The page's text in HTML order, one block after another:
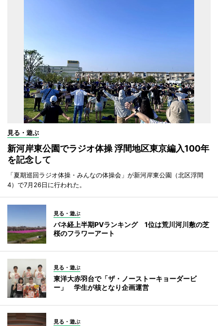
見る・遊ぶ
新河岸東公園でラジオ体操 浮間地区東京編入100年
を記念して
「夏期巡回ラジオ体操・みんなの体操会」が新河岸東公園（北区浮間
4）で7月26日に行われた。
見る・遊ぶ
バネ経上半期PVランキング 1位は荒川河川敷の芝
桜のフラワーアート
見る・遊ぶ
東洋大赤羽台で「ザ・ノーストーキョーダービ
ー」 学生が核となり企画運営
見る・遊ぶ